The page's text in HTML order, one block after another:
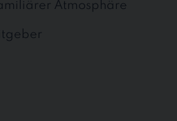
Atmosphäre